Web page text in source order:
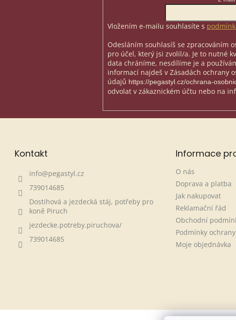
Vložením e-mailu souhlasíte s
Odesláním souhlasíš se zpracováním
pro účel, který jsi zvolil/a. Je to nutné
data chráníme, nesdílíme je a
informací najdeš v Zásadách ochrany
údajů https://pegastyl.cz/ochrana-
odvolat v zákaznickém účtu nebo na
Kontakt
info@pegastyl.cz
739014685
Dostihová a jezdecká stáj, potřeby pro
koně Piruch
jezdecke.potreby.piruchova/
739014685
Informace
O nás
Doprava a platba
Jak nakupovat
Reklamační řád
Obchodní
Podmínky
Moje objednávka